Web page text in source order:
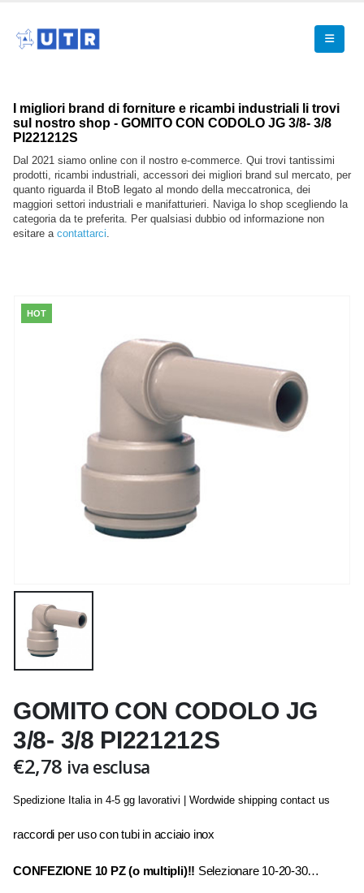
I migliori brand di forniture e ricambi industriali li trovi
sul nostro shop - GOMITO CON CODOLO JG 3/8- 3/8
PI221212S
Dal 2021 siamo online con il nostro e-commerce. Qui trovi tantissimi
prodotti, ricambi industriali, accessori dei migliori brand sul mercato, per
quanto riguarda il BtoB legato al mondo della meccatronica, dei
maggiori settori industriali e manifatturieri. Naviga lo shop scegliendo la
categoria da te preferita. Per qualsiasi dubbio od informazione non
esitare a contattarci.
HOT
GOMITO CON CODOLO JG
3/8- 3/8 PI221212S
€2,78 iva esclusa
Spedizione Italia in 4-5 gg lavorativi | Wordwide shipping contact us
raccordi per uso con tubi in acciaio inox
CONFEZIONE 10 PZ (o multipli)!! Selezionare 10-20-30…